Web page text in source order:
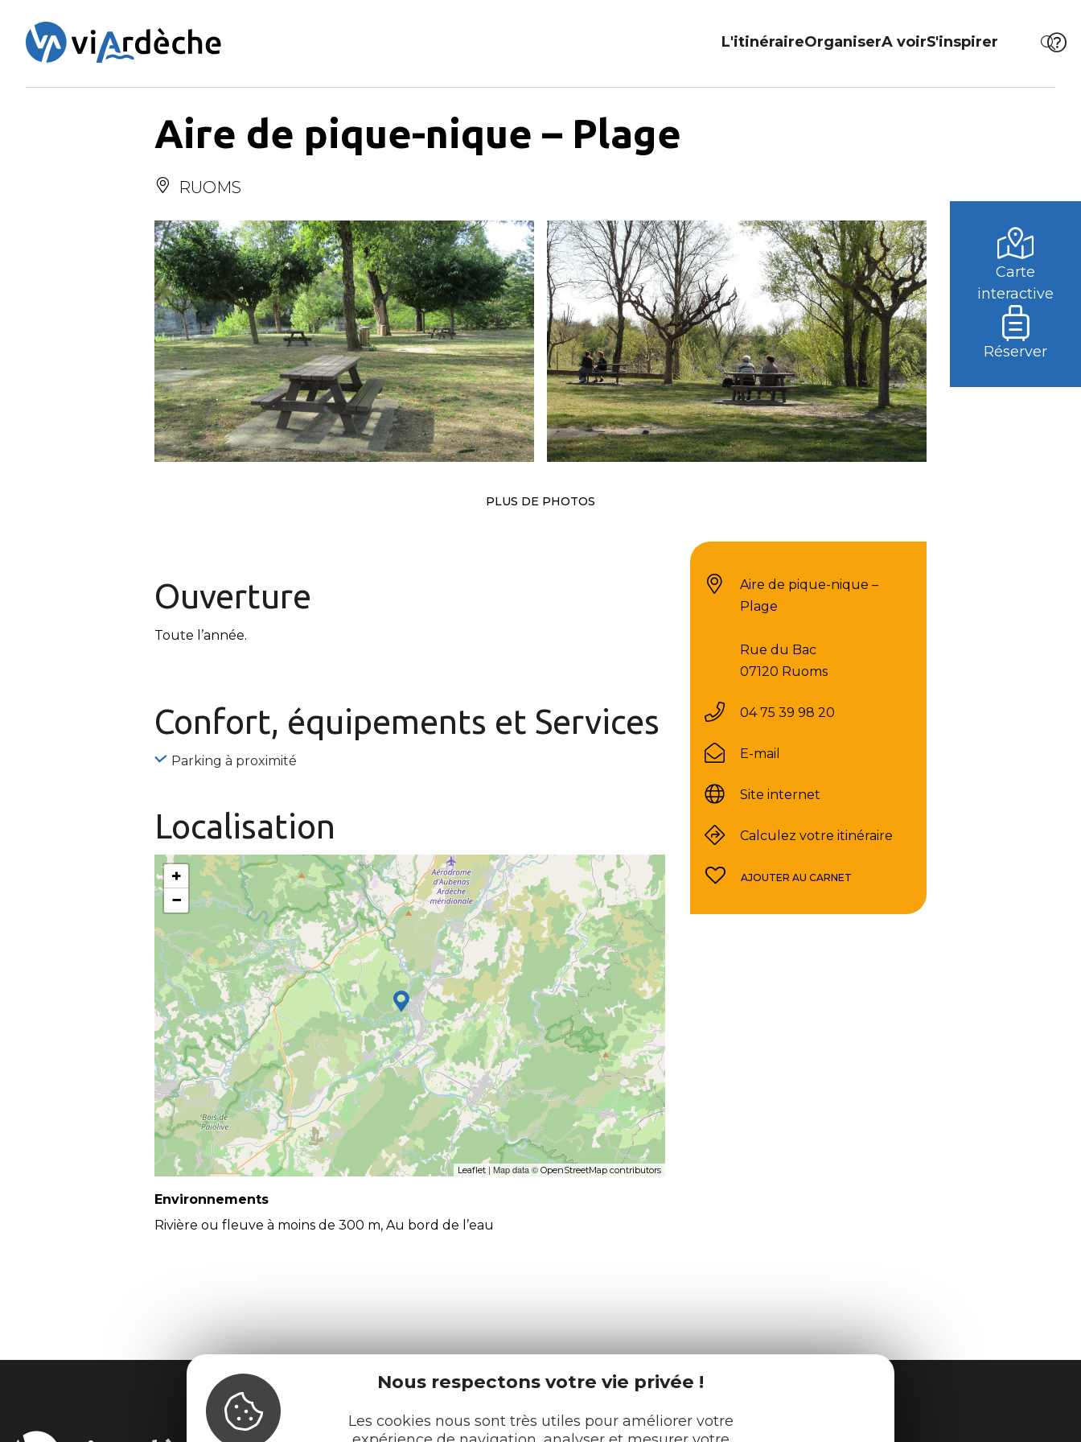
Nous respectons votre vie privée !
Les cookies nous sont très utiles pour améliorer votre
Carte
interactive
Réserver
L'itinéraireOrganiserA voirS'inspirer
Aire de pique-nique – Plage
RUOMS
PLUS DE PHOTOS
Ouverture
Toute l’année.
Confort, équipements et Services
Parking à proximité
Localisation
+
−
Leaflet| Map data © OpenStreetMap contributors
Environnements
Rivière ou fleuve à moins de 300 m, Au bord de l’eau
Aire de pique-nique –
Plage
Rue du Bac
07120 Ruoms
04 75 39 98 20
E-mail
Site internet
Calculez votre itinéraire
AJOUTER AU CARNET